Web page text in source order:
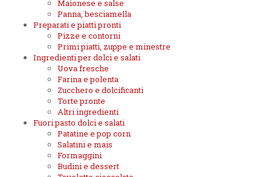
Maionese e salse
Panna, besciamella
Preparati e piatti pronti
Pizze e contorni
Primi piatti, zuppe e minestre
Ingredienti per dolci e salati
Uova fresche
Farina e polenta
Zucchero e dolcificanti
Torte pronte
Altri ingredienti
Fuori pasto dolci e salati
Patatine e pop corn
Salatini e mais
Formaggini
Budini e dessert